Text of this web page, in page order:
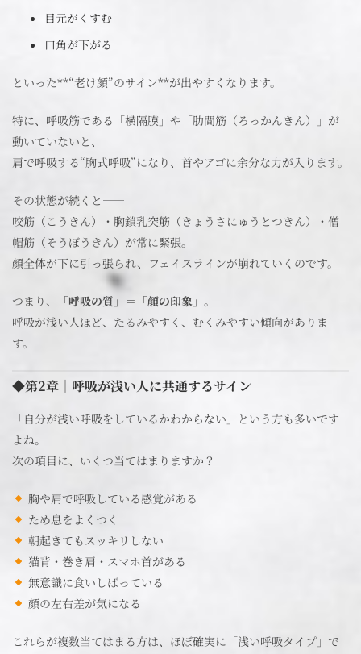
目元がくすむ
口角が下がる
といった**“老け顔”のサイン**が出やすくなります。
特に、呼吸筋である「横隔膜」や「肋間筋（ろっかんきん）」が
動いていないと、
肩で呼吸する“胸式呼吸”になり、首やアゴに余分な力が入ります。
その状態が続くと――
咬筋（こうきん）・胸鎖乳突筋（きょうさにゅうとつきん）・僧
帽筋（そうぼうきん）が常に緊張。
顔全体が下に引っ張られ、フェイスラインが崩れていくのです。
つまり、 「呼吸の質」＝「顔の印象」 。
呼吸が浅い人ほど、たるみやすく、むくみやすい傾向がありま
す。
◆第2章｜呼吸が浅い人に共通するサイン
「自分が浅い呼吸をしているかわからない」という方も多いです
よね。
次の項目に、いくつ当てはまりますか？
胸や肩で呼吸している感覚がある
ため息をよくつく
朝起きてもスッキリしない
猫背・巻き肩・スマホ首がある
無意識に食いしばっている
顔の左右差が気になる
これらが複数当てはまる方は、ほぼ確実に「浅い呼吸タイプ」で